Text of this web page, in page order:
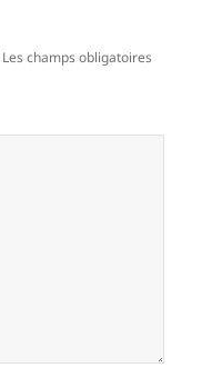
Les champs obligatoires